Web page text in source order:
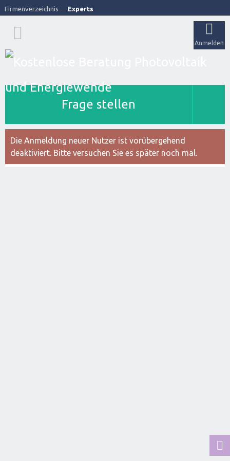
Firmenverzeichnis Experts
Anmelden
Frage stellen
Die Anmeldung neuer Nutzer ist vorübergehend
deaktiviert. Bitte versuchen Sie es später noch mal.